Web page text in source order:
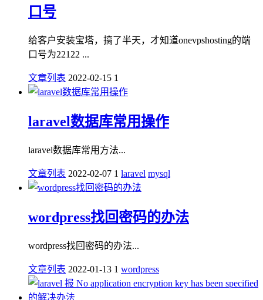
口号
给客户安装宝塔，搞了半天，才知道onevpshosting的端
口号为22122 ...
文章列表 2022-02-15 1
laravel数据库常用操作
laravel数据库常用方法...
文章列表 2022-02-07 1 laravel mysql
wordpress找回密码的办法
wordpress找回密码的办法...
文章列表 2022-01-13 1 wordpress